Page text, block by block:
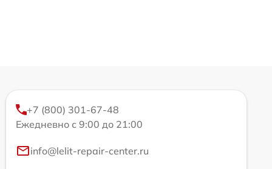
+7 (800) 301-67-48
Ежедневно с 9:00 до 21:00
info@lelit-repair-center.ru